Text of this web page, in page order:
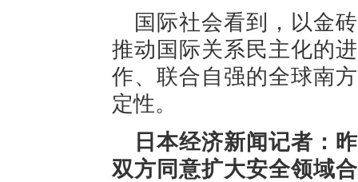
国际社会看到，以金
推动国际关系民主化的
作、联合自强的全球南
定性。
日本经济新闻记者：
双方同意扩大安全领域